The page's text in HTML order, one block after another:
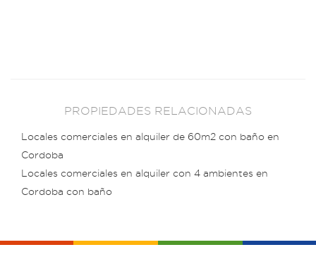
PROPIEDADES RELACIONADAS
Locales comerciales en alquiler de 60m2 con baño en
Cordoba
Locales comerciales en alquiler con 4 ambientes en
Cordoba con baño